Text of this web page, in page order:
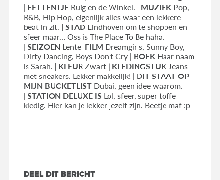
| EETTENTJERuig en de Winkel. | MUZIEKPop,
R&B, Hip Hop, eigenlijk alles waar een lekkere
beat in zit. | STAD Eindhoven om te shoppen en
sfeer maar… Oss is The Place To Be haha.
| SEIZOEN Lente| FILM Dreamgirls, Sunny Boy,
Dirty Dancing, Boys Don’t Cry| BOEK Haar naam
is Sarah. | KLEURZwart | KLEDINGSTUKJeans
met sneakers. Lekker makkelijk! | DIT STAAT OP
MIJN BUCKETLISTDubai, geen idee waarom.
| STATION DELUXE ISLol, sfeer, super toffe
kledig. Hier kan je lekker jezelf zijn. Beetje maf :p
DEEL DIT BERICHT